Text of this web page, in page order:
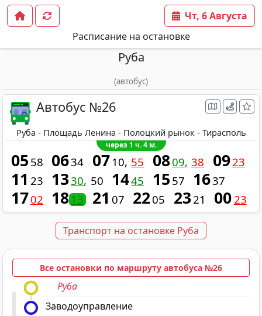
Расписание на остановке
Чт, 6 Августа
Руба
(автобус)
Автобус №26
Руба - Площадь Ленина - Полоцкий рынок - Тирасполь
через 1 ч. 4 м.
05 58 0634 07 10 55 0809 38 0923
11 23 1330 50 1445 15 57 1637
1702 1813 21 07 2205 2321 0023
Транспорт на остановке Руба
Все остановки по маршруту автобуса №26
Руба
Заводоуправление